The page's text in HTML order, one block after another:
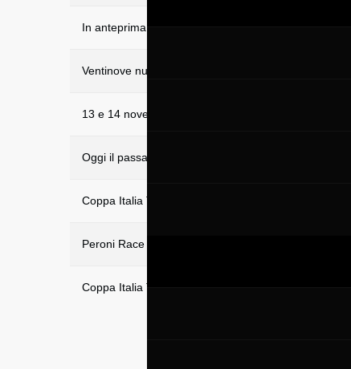
In anteprima il calendario sportivo 2021
Ventinove nuovi dottori in infermieristica laureati al
13 e 14 novembre ecco la 12H Mugello
Oggi il passaggio della Modena Cento Ore
Coppa Italia Turismo: è Giacon show !
Peroni Race weekend - Il sabato in pillole
Coppa Italia Turismo, qualifiche: buona la prima per